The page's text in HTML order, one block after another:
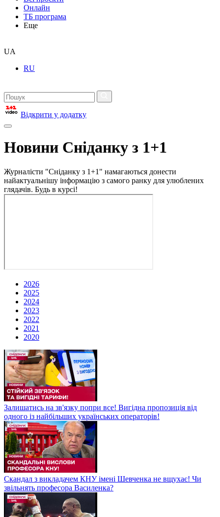
Онлайн
ТБ програма
Еще
UA
RU
Відкрити у додатку
Новини Сніданку з 1+1
Журналісти "Сніданку з 1+1" намагаються донести
найактуальнішу інформацію з самого ранку для улюблених
глядачів. Будь в курсі!
2026
2025
2024
2023
2022
2021
2020
Залишатись на зв'язку попри все! Вигідна пропозиція від
одного із найбільших українських операторів!
Скандал з викладачем КНУ імені Шевченка не вщухає! Чи
звільнять професора Василенка?